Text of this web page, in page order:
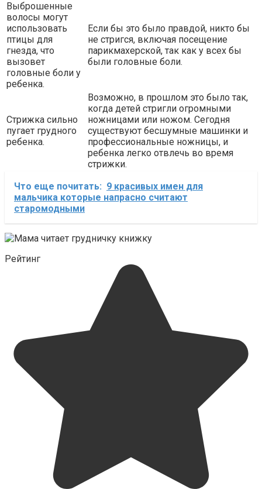
Выброшенные
волосы могут
использовать
птицы для
гнезда, что
вызовет
головные боли у
ребенка.
Если бы это было правдой, никто бы
не стригся, включая посещение
парикмахерской, так как у всех бы
были головные боли.
Стрижка сильно
пугает грудного
ребенка.
Возможно, в прошлом это было так,
когда детей стригли огромными
ножницами или ножом. Сегодня
существуют бесшумные машинки и
профессиональные ножницы, и
ребенка легко отвлечь во время
стрижки.
Что еще почитать: 9 красивых имен для
мальчика которые напрасно считают
старомодными
Рейтинг